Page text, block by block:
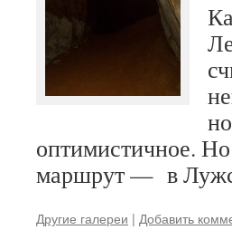
оптимистичное.
маршрут — в
Другие галереи | Добавить